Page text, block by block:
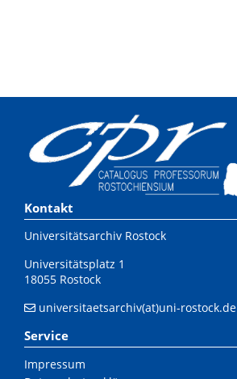
Kontakt
Universitätsarchiv Rostock
Universitätsplatz 1
18055 Rostock
universitaetsarchiv(at)uni-rostock.de
Service
Impressum